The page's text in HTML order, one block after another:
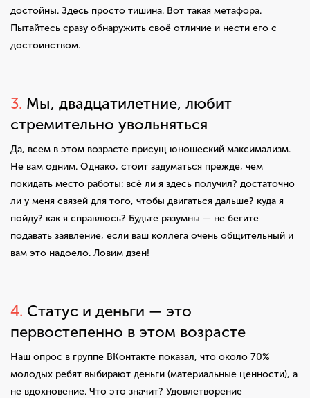
достойны. Здесь просто тишина. Вот такая метафора.
Пытайтесь сразу обнаружить своё отличие и нести его с
достоинством.
3. Мы, двадцатилетние, любит
стремительно увольняться
Да, всем в этом возрасте присущ юношеский максимализм.
Не вам одним. Однако, стоит задуматься прежде, чем
покидать место работы: всё ли я здесь получил? достаточно
ли у меня связей для того, чтобы двигаться дальше? куда я
пойду? как я справлюсь? Будьте разумны — не бегите
подавать заявление, если ваш коллега очень общительный и
вам это надоело. Ловим дзен!
4. Статус и деньги — это
первостепенно в этом возрасте
Наш опрос в группе ВКонтакте показал, что около 70%
молодых ребят выбирают деньги (материальные ценности), а
не вдохновение. Что это значит? Удовлетворение